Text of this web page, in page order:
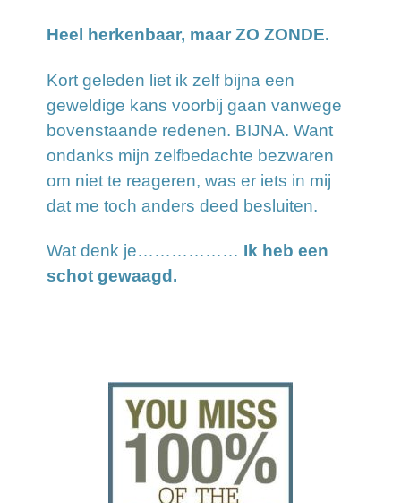
Heel herkenbaar, maar ZO ZONDE.
Kort geleden liet ik zelf bijna een
geweldige kans voorbij gaan vanwege
bovenstaande redenen. BIJNA. Want
ondanks mijn zelfbedachte bezwaren
om niet te reageren, was er iets in mij
dat me toch anders deed besluiten.
Wat denk je……………… Ik heb een
schot gewaagd.